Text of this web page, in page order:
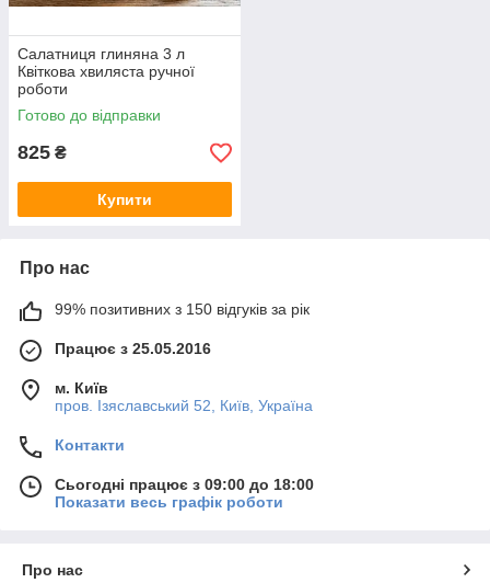
Салатниця глиняна 3 л
Квіткова хвиляста ручної
роботи
Готово до відправки
825 ₴
Купити
Про нас
99% позитивних з 150 відгуків за рік
Працює з 25.05.2016
м. Київ
пров. Ізяславський 52, Київ, Україна
Контакти
Сьогодні працює з 09:00 до 18:00
Показати весь графік роботи
Про нас